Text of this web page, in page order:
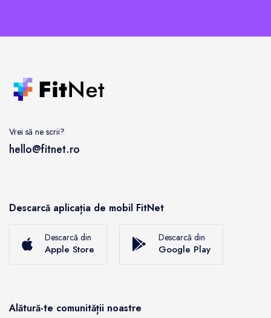
Vrei să ne scrii?
hello@fitnet.ro
Descarcă aplicația de mobil FitNet
Descarcă din
Apple Store
Descarcă din
Google Play
Alătură-te comunității noastre